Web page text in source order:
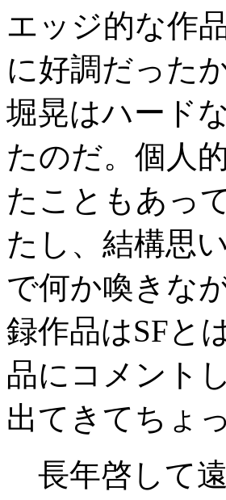
エッジ的な作
に好調だった
堀晃はハード
たのだ。個人
たこともあっ
たし、結構思
で何か喚きな
録作品はSFと
品にコメント
出てきてちょ
長年啓して